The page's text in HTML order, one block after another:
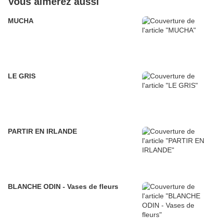
MUCHA
LE GRIS
PARTIR EN IRLANDE
BLANCHE ODIN - Vases de fleurs